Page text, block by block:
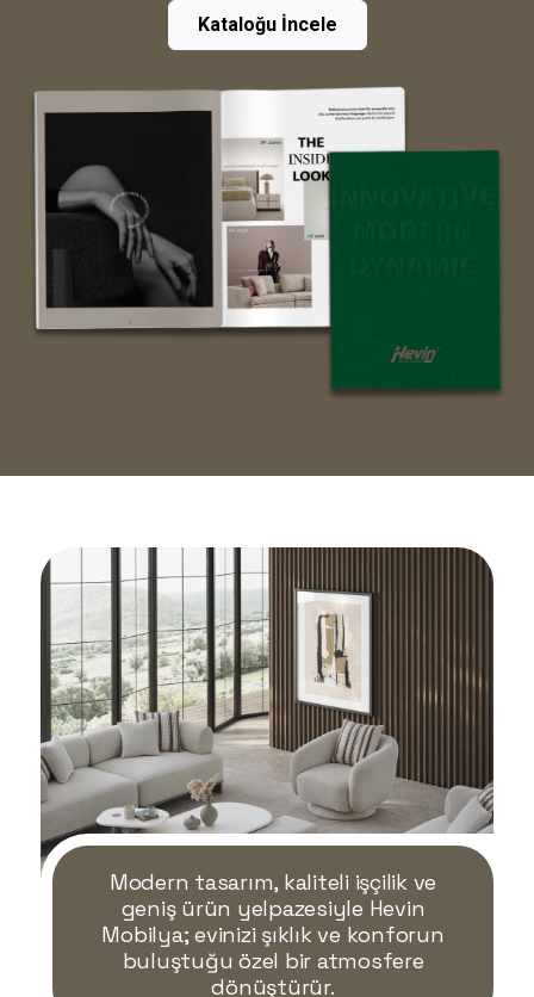
Kataloğu İncele
Modern tasarım, kaliteli işçilik ve
geniş ürün yelpazesiyle Hevin
Mobilya; evinizi şıklık ve konforun
buluştuğu özel bir atmosfere
dönüştürür.